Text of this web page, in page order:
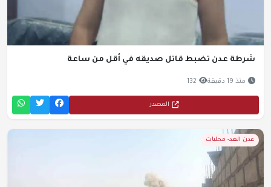
شرطة عدن تضبط قاتل صديقه في أقل من ساعة
منذ 19 دقيقة 132
المصدر
عدن الغد- محليات